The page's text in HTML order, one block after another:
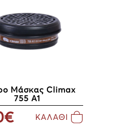
Μάσκας Climax
755 A1
ΚΑΛΑΘΙ